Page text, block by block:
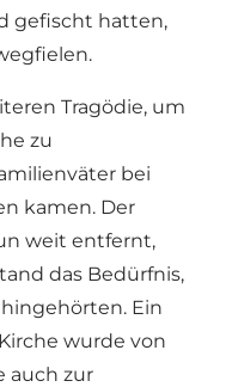
gefischt hatten,
Tragödie, um
zu
bei
kamen. Der
weit entfernt,
das Bedürfnis,
Ein
wurde von
auch zur